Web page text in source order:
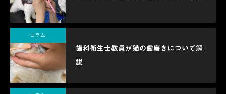
コラム
歯科衛生士教員が猫の歯磨きについて解
説